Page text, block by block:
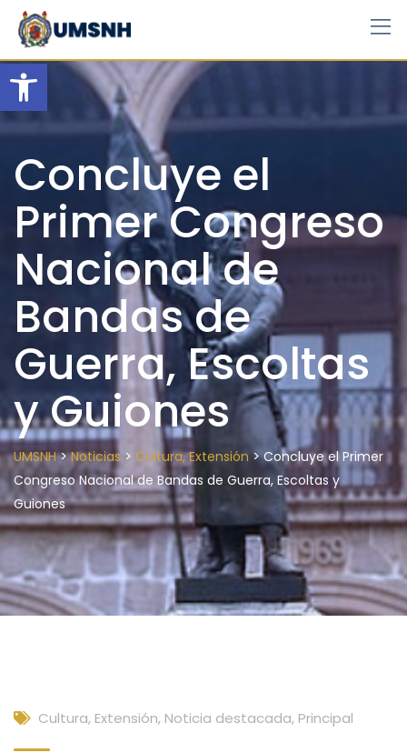
Open toolbar
Skip
content
Concluye el
Primer Congreso
Nacional de
Bandas de
Guerra, Escoltas
y Guiones
UMSNH>Noticias > Cultura, Extensión >Concluye el Primer
Congreso Nacional de Bandas de Guerra, Escoltas y
Guiones
Cultura, Extensión, Noticia destacada, Principal